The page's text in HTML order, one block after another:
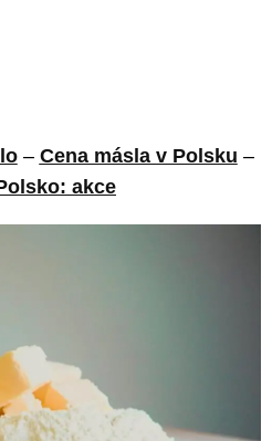
– Cena másla v Polsku –
akce